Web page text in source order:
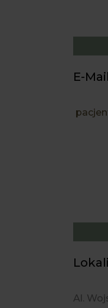
E-Mail
Al.